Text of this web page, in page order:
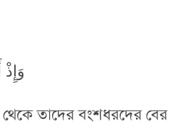
তাদের বংশধরদের বের